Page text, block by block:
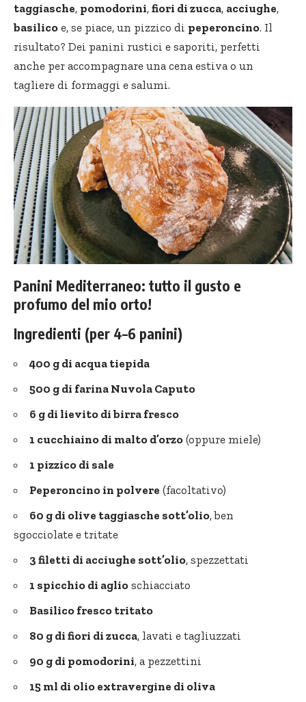
taggiasche, pomodorini, fiori di zucca, acciughe,
basilico e, se piace, un pizzico di peperoncino. Il
risultato? Dei panini rustici e saporiti, perfetti
anche per accompagnare una cena estiva o un
tagliere di formaggi e salumi.
Panini Mediterraneo: tutto il gusto e
profumo del mio orto!
Ingredienti (per 4–6 panini)
400 g di acqua tiepida
500 g di farina Nuvola Caputo
6 g di lievito di birra fresco
1 cucchiaino di malto d’orzo (oppure miele)
1 pizzico di sale
Peperoncino in polvere (facoltativo)
60 g di olive taggiasche sott’olio, ben
sgocciolate e tritate
3 filetti di acciughe sott’olio, spezzettati
1 spicchio di aglio schiacciato
Basilico fresco tritato
80 g di fiori di zucca, lavati e tagliuzzati
90 g di pomodorini, a pezzettini
15 ml di olio extravergine di oliva